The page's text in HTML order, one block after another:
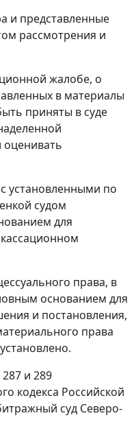
и представленные
рассмотрения и
жалобе, о
в материалы
приняты в суде
установленными по
судом
для
права, в
основанием для
и постановления,
права
287 и 289
кодекса Российской
суд Северо-